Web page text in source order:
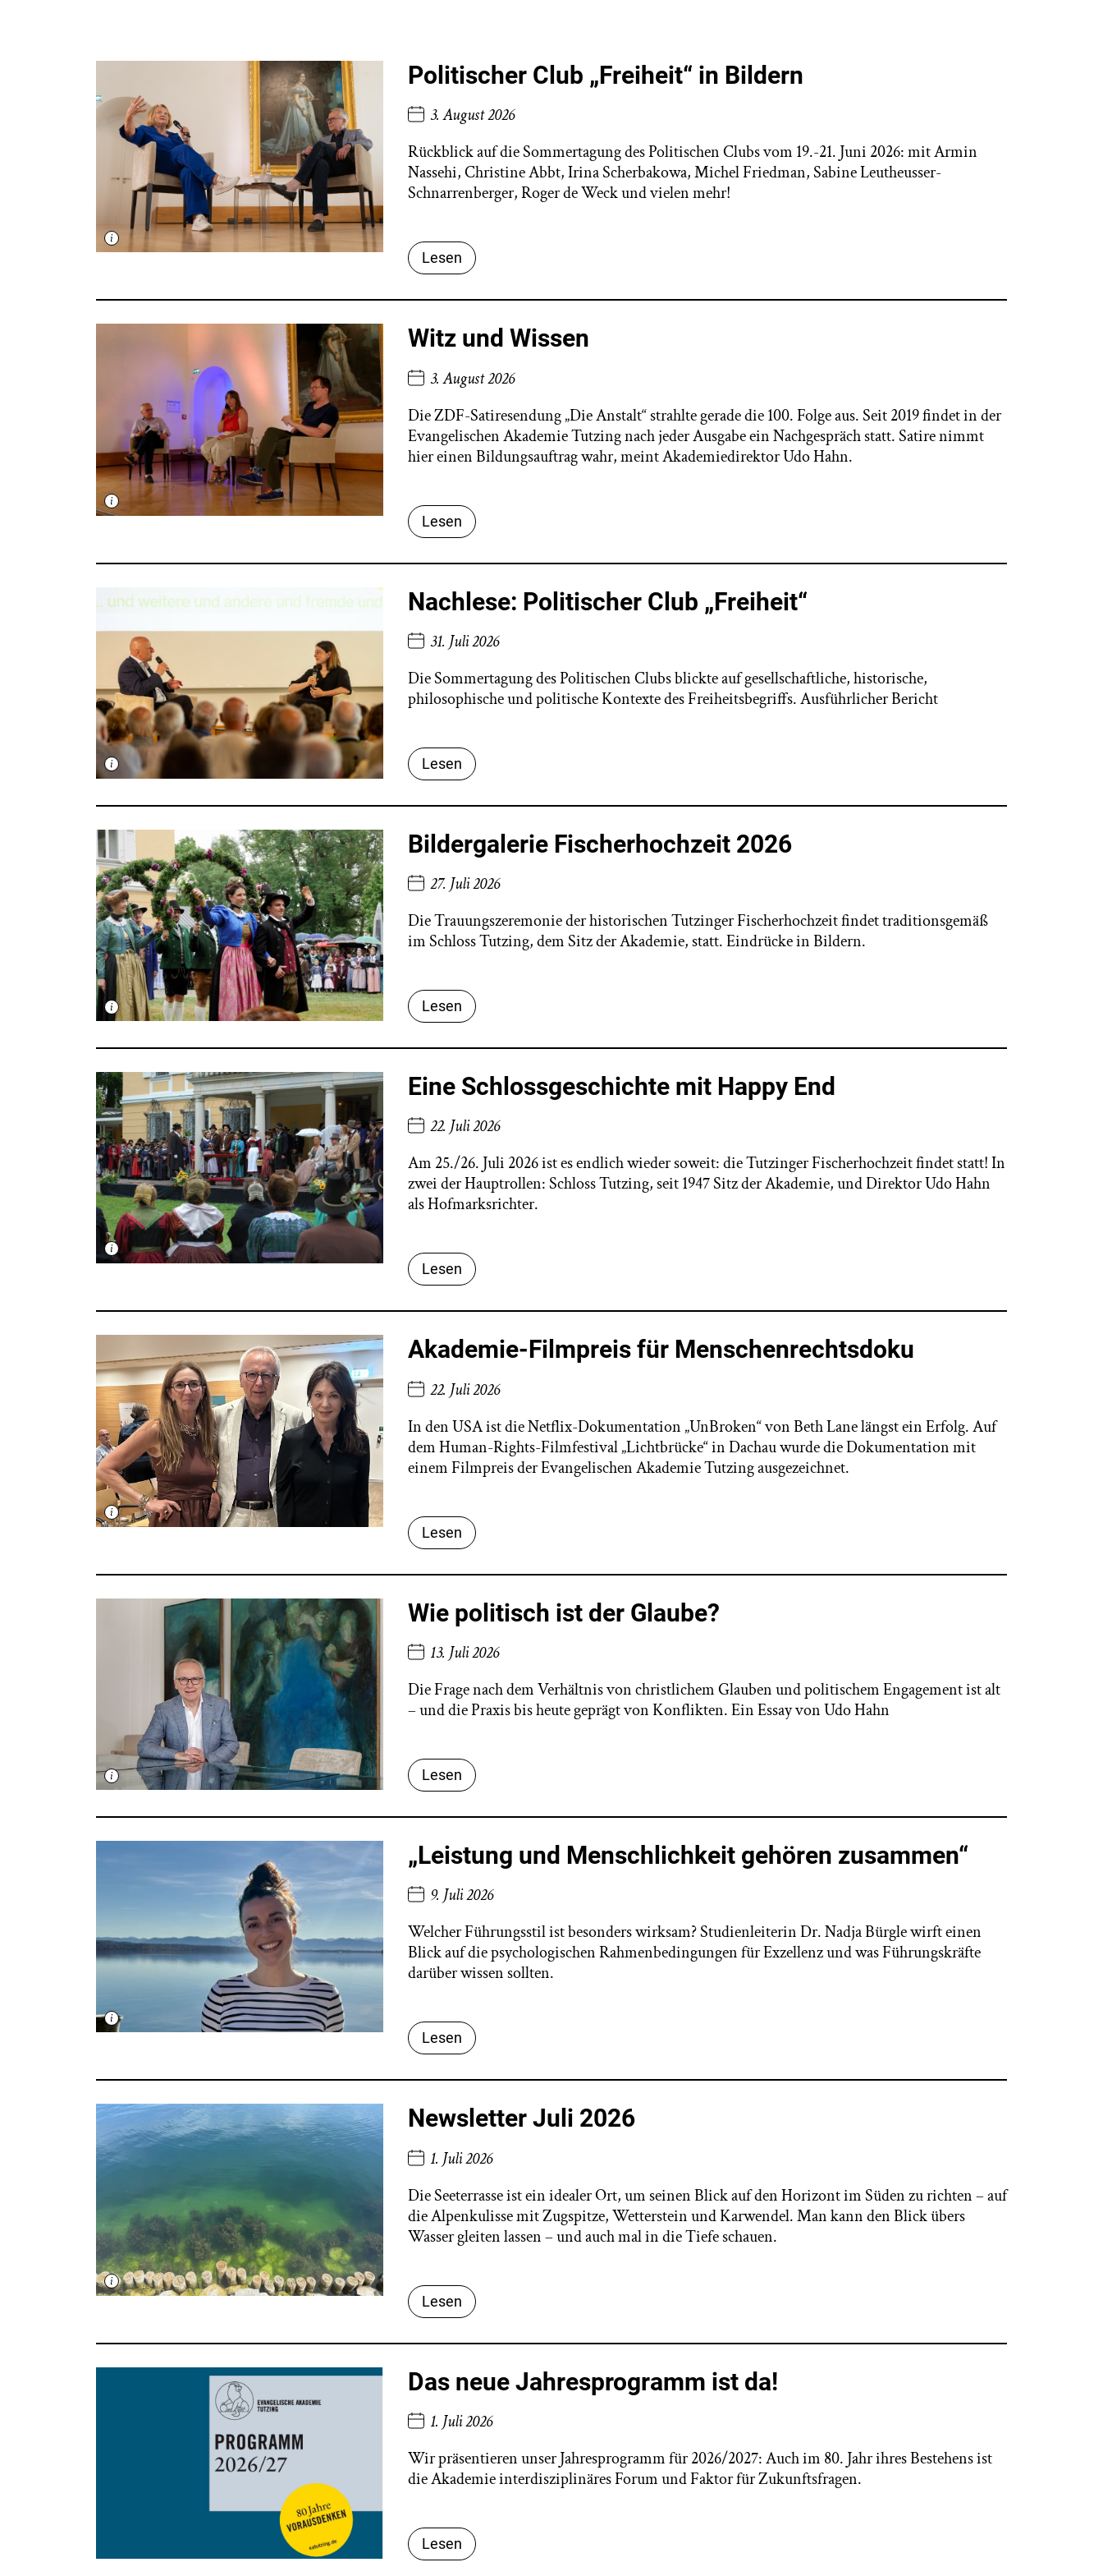
Politischer Club „Freiheit“ in Bildern
3. August 2026
Rückblick auf die Sommertagung des Politischen Clubs vom 19.-21. Juni 2026: mit Armin
Nassehi, Christine Abbt, Irina Scherbakowa, Michel Friedman, Sabine Leutheusser-
Schnarrenberger, Roger de Weck und vielen mehr!
Lesen
Witz und Wissen
3. August 2026
Die ZDF-Satiresendung „Die Anstalt“ strahlte gerade die 100. Folge aus. Seit 2019 findet in der
Evangelischen Akademie Tutzing nach jeder Ausgabe ein Nachgespräch statt. Satire nimmt
hier einen Bildungsauftrag wahr, meint Akademiedirektor Udo Hahn.
Lesen
Nachlese: Politischer Club „Freiheit“
31. Juli 2026
Die Sommertagung des Politischen Clubs blickte auf gesellschaftliche, historische,
philosophische und politische Kontexte des Freiheitsbegriffs. Ausführlicher Bericht
Lesen
Bildergalerie Fischerhochzeit 2026
27. Juli 2026
Die Trauungszeremonie der historischen Tutzinger Fischerhochzeit findet traditionsgemäß
im Schloss Tutzing, dem Sitz der Akademie, statt. Eindrücke in Bildern.
Lesen
Eine Schlossgeschichte mit Happy End
22. Juli 2026
Am 25./26. Juli 2026 ist es endlich wieder soweit: die Tutzinger Fischerhochzeit findet statt! In
zwei der Hauptrollen: Schloss Tutzing, seit 1947 Sitz der Akademie, und Direktor Udo Hahn
als Hofmarksrichter.
Lesen
Akademie-Filmpreis für Menschenrechtsdoku
22. Juli 2026
In den USA ist die Netflix-Dokumentation „UnBroken“ von Beth Lane längst ein Erfolg. Auf
dem Human-Rights-Filmfestival „Lichtbrücke“ in Dachau wurde die Dokumentation mit
einem Filmpreis der Evangelischen Akademie Tutzing ausgezeichnet.
Lesen
Wie politisch ist der Glaube?
13. Juli 2026
Die Frage nach dem Verhältnis von christlichem Glauben und politischem Engagement ist alt
– und die Praxis bis heute geprägt von Konflikten. Ein Essay von Udo Hahn
Lesen
„Leistung und Menschlichkeit gehören zusammen“
9. Juli 2026
Welcher Führungsstil ist besonders wirksam? Studienleiterin Dr. Nadja Bürgle wirft einen
Blick auf die psychologischen Rahmenbedingungen für Exzellenz und was Führungskräfte
darüber wissen sollten.
Lesen
Newsletter Juli 2026
1. Juli 2026
Die Seeterrasse ist ein idealer Ort, um seinen Blick auf den Horizont im Süden zu richten – auf
die Alpenkulisse mit Zugspitze, Wetterstein und Karwendel. Man kann den Blick übers
Wasser gleiten lassen – und auch mal in die Tiefe schauen.
Lesen
Das neue Jahresprogramm ist da!
1. Juli 2026
Wir präsentieren unser Jahresprogramm für 2026/2027: Auch im 80. Jahr ihres Bestehens ist
die Akademie interdisziplinäres Forum und Faktor für Zukunftsfragen.
Lesen